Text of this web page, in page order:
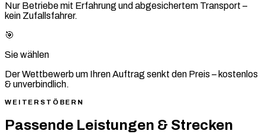
Nur Betriebe mit Erfahrung und abgesichertem Transport –
kein Zufallsfahrer.
🎯
Sie wählen
Der Wettbewerb um Ihren Auftrag senkt den Preis – kostenlos
& unverbindlich.
WEITERSTÖBERN
Passende Leistungen & Strecken